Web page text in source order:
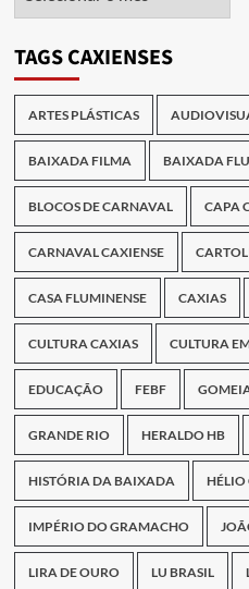
TAGS CAXIENSES
ARTES PLÁSTICAS
BAIXADA FILMA BAIXADA
BLOCOS DE CARNAVAL CAPA
CARNAVAL CAXIENSE
CASA FLUMINENSE CAXIAS
CULTURA CAXIAS CULTURA
EDUCAÇÃO FEBF
GRANDE RIO HERALDO HB
HISTÓRIA DA BAIXADA HÉLIO
IMPÉRIO DO GRAMACHO
LIRA DE OURO LU BRASIL